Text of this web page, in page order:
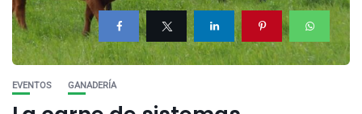
EVENTOS GANADERÍA